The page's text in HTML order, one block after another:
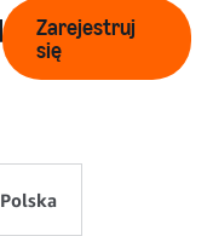
Zarejestruj
się
Polska